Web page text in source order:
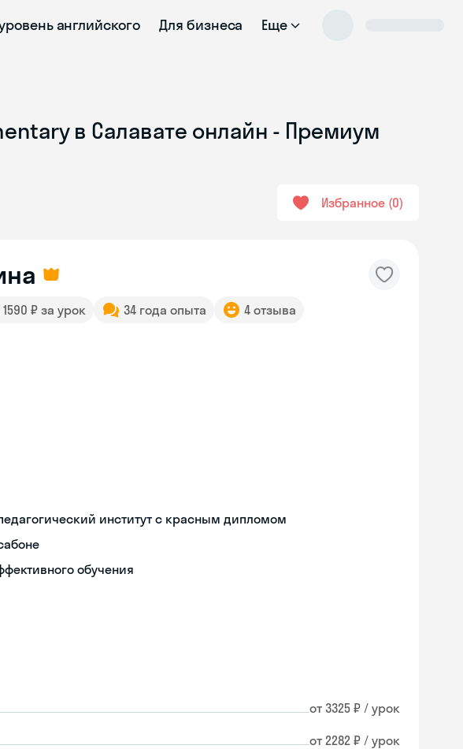
английского Для бизнеса Еще
в Салавате онлайн - Премиум
Избранное 0
1590 ₽ за урок 34 года опыта 4 отзыва
институт с красным дипломом
обучения
от 3325 ₽ / урок
от 2282 ₽ / урок